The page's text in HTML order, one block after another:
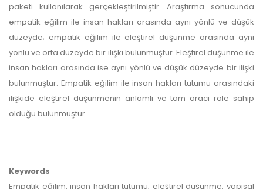
paketi kullanılarak gerçekleştirilmiştir. Araştırma sonucunda
empatik eğilim ile insan hakları arasında aynı yönlü ve düşük
düzeyde; empatik eğilim ile eleştirel düşünme arasında aynı
yönlü ve orta düzeyde bir ilişki bulunmuştur. Eleştirel düşünme ile
insan hakları arasında ise aynı yönlü ve düşük düzeyde bir ilişki
bulunmuştur. Empatik eğilim ile insan hakları tutumu arasındaki
ilişkide eleştirel düşünmenin anlamlı ve tam aracı role sahip
olduğu bulunmuştur.
Keywords
Empatik eğilim, insan hakları tutumu, eleştirel düşünme, yapısal